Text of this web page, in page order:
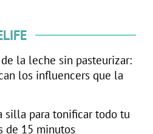
la leche sin pasteurizar:
los influencers que la
silla para tonificar todo tu
de 15 minutos